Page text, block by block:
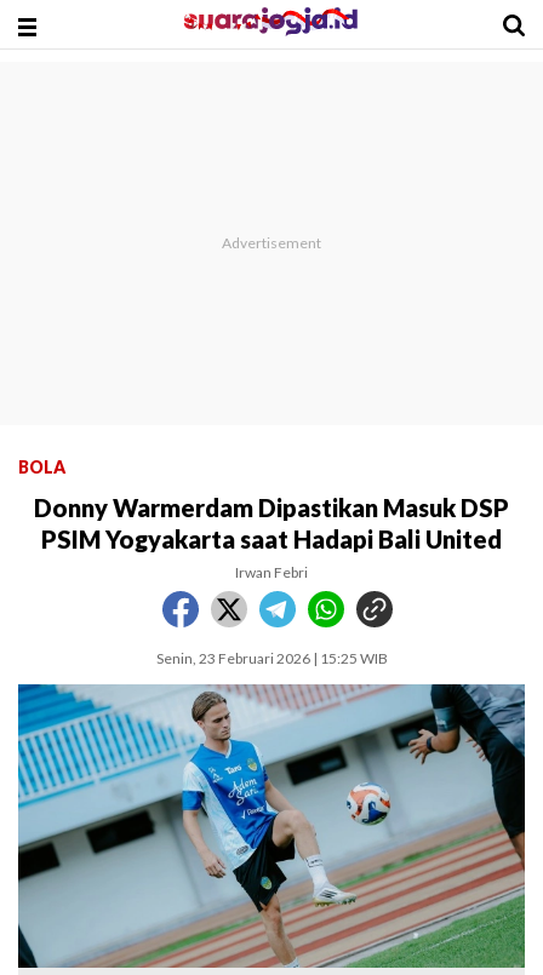
BOLA
Donny Warmerdam Dipastikan Masuk DSP
PSIM Yogyakarta saat Hadapi Bali United
Irwan Febri
Senin, 23 Februari 2026 | 15:25 WIB